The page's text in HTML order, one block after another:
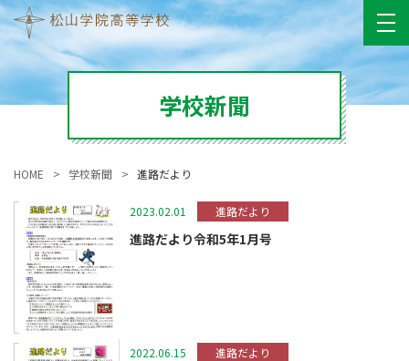
学校新聞
HOME 学校新聞 進路だより
2023.02.01 進路だより
進路だより令和5年1月号
2022.06.15 進路だより